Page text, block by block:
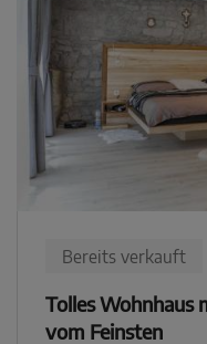
Bereits verkauft
Tolles Wohnhaus
vom Feinsten